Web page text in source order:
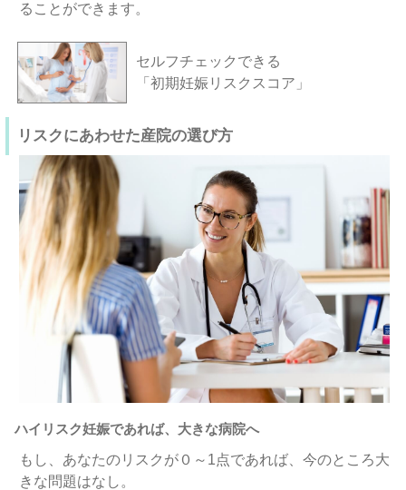
ることができます。
セルフチェックできる
「初期妊娠リスクスコア」
リスクにあわせた産院の選び方
ハイリスク妊娠であれば、大きな病院へ
もし、あなたのリスクが０～1点であれば、今のところ大
きな問題はなし。